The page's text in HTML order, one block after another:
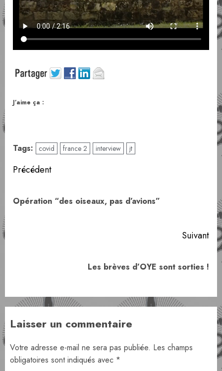
J’aime ça :
Tags: covid france 2 interview jt
Navigation
Précédent
Opération “des oiseaux, pas d’avions”
Suivant
Les brèves d’OYE sont sorties !
Laisser un commentaire
Votre adresse e-mail ne sera pas publiée. Les champs
obligatoires sont indiqués avec *